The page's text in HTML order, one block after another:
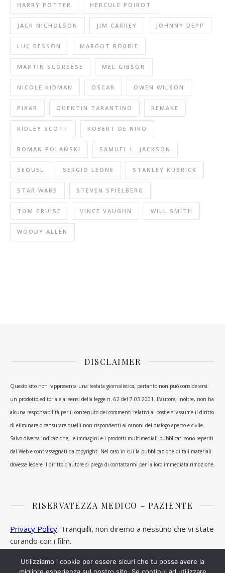
HARRY POTTER HERCULE POIROT
JACK NICHOLSON JIM CARREY JOHNNY DEPP
LUC BESSON MARGOT ROBBIE
MARTIN SCORSESE MEL GIBSON
NICOLE KIDMAN OSCAR OWEN WILSON
PIXAR QUENTIN TARANTINO REMAKE
RIDLEY SCOTT ROBERT DE NIRO
ROMAN POLAŃSKI SAMUEL L. JACKSON
SEQUEL SERGIO LEONE STANLEY KUBRICK
STAR WARS STEVEN SPIELBERG
TOM CRUISE VINCE VAUGHN WILL SMITH
WOODY ALLEN
DISCLAIMER
Questo sito non rappresenta una testata giornalistica, pertanto non può considerarsi
un prodotto editoriale ai sensi della legge n. 62 del 7.03.2001. L’autore, inoltre, non ha
alcuna responsabilità per il contenuto dei commenti relativi ai post e si assume il diritto
di eliminare o censurare quelli non rispondenti ai canoni del dialogo aperto e civile.
Salvo diversa indicazione, le immagini e i prodotti multimediali pubblicati sono reperiti
dal Web e contrassegnati da copyright. Nel caso in cui la pubblicazione di tali materiali
dovesse ledere il diritto d’autore si prega di contattarmi per la loro immediata rimozione.
RISERVATEZZA MEDICO – PAZIENTE
Privacy Policy. Tranquilli, non diremo a nessuno che vi state
curando con i film.
Utilizziamo i cookie per essere sicuri che tu possa avere la